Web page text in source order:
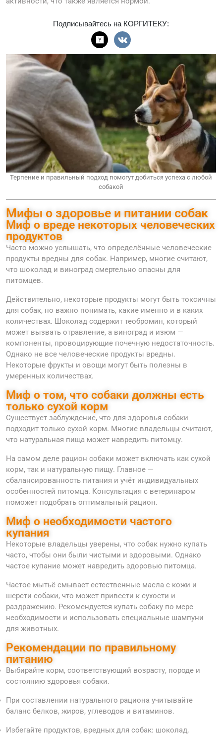
Подписывайтесь на КОРГИТЕКУ:
Терпение и правильный подход помогут добиться успеха с любой
собакой
Мифы о здоровье и питании собак
Миф о вреде некоторых человеческих
продуктов
Часто можно услышать, что определённые человеческие
продукты вредны для собак. Например, многие считают,
что шоколад и виноград смертельно опасны для
питомцев.
Действительно, некоторые продукты могут быть токсичны
для собак, но важно понимать, какие именно и в каких
количествах. Шоколад содержит теобромин, который
может вызвать отравление, а виноград и изюм —
компоненты, провоцирующие почечную недостаточность.
Однако не все человеческие продукты вредны.
Некоторые фрукты и овощи могут быть полезны в
умеренных количествах.
Миф о том, что собаки должны есть
только сухой корм
Существует заблуждение, что для здоровья собаки
подходит только сухой корм. Многие владельцы считают,
что натуральная пища может навредить питомцу.
На самом деле рацион собаки может включать как сухой
корм, так и натуральную пищу. Главное —
сбалансированность питания и учёт индивидуальных
особенностей питомца. Консультация с ветеринаром
поможет подобрать оптимальный рацион.
Миф о необходимости частого
купания
Некоторые владельцы уверены, что собак нужно купать
часто, чтобы они были чистыми и здоровыми. Однако
частое купание может навредить здоровью питомца.
Частое мытьё смывает естественные масла с кожи и
шерсти собаки, что может привести к сухости и
раздражению. Рекомендуется купать собаку по мере
необходимости и использовать специальные шампуни
для животных.
Рекомендации по правильному
питанию
Выбирайте корм, соответствующий возрасту, породе и
состоянию здоровья собаки.
При составлении натурального рациона учитывайте
баланс белков, жиров, углеводов и витаминов.
Избегайте продуктов, вредных для собак: шоколад,